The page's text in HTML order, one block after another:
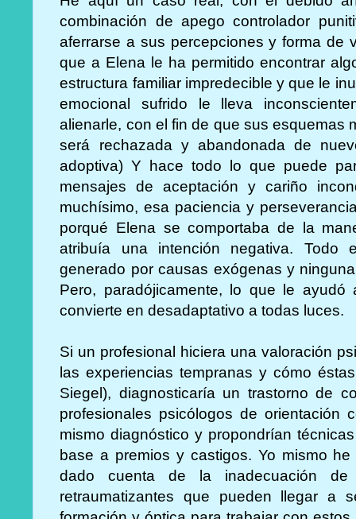
combinación de apego controlador
aferrarse a sus percepciones y forma
que a Elena le ha permitido encontrar
estructura familiar impredecible y que le
emocional sufrido le lleva
alienarle, con el fin de que sus esquemas
será rechazada y abandonada de
adoptiva) Y hace todo lo que puede
mensajes de aceptación y cariño
muchísimo, esa paciencia y
porqué Elena se comportaba de la
atribuía una intención negativa. Todo
generado por causas exógenas y
Pero, paradójicamente, lo que le ayudó
convierte en desadaptativo a todas luces.
Si un profesional hiciera una valoración
las experiencias tempranas y cómo
Siegel), diagnosticaría un trastorno de
profesionales psicólogos de orientación
mismo diagnóstico y propondrían
base a premios y castigos. Yo mismo
dado cuenta de la inadecuación
retraumatizantes que pueden llegar a